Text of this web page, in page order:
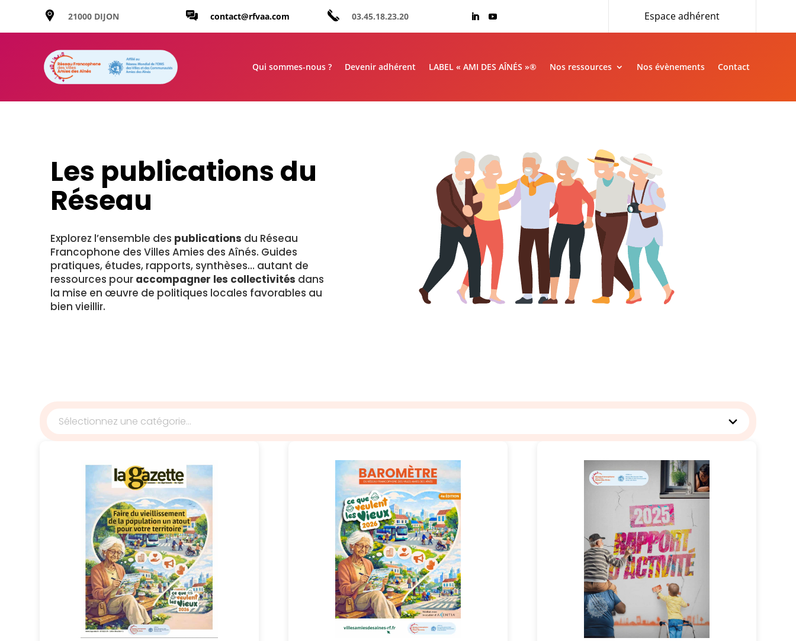
21000 DIJON contact@rfvaa.com 03.45.18.23.20 Espace adhérent
Qui sommes-nous ? Devenir adhérent LABEL « AMI DES AÎNÉS »® Nos ressources Nos évènements Contact
Les publications du
Réseau
Explorez l’ensemble des publications du Réseau
Francophone des Villes Amies des Aînés. Guides
pratiques, études, rapports, synthèses… autant de
ressources pour accompagner les collectivités dans
la mise en œuvre de politiques locales favorables au
bien vieillir.
Sélectionnez une catégorie...